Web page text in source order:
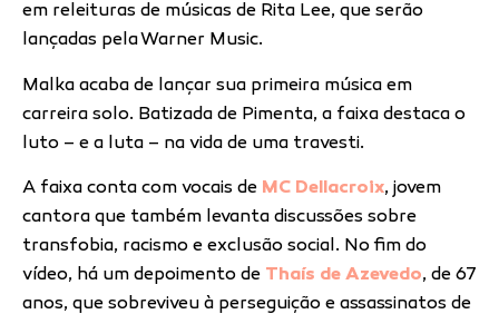
em releituras de músicas de Rita Lee, que serão
lançadas pela Warner Music.
Malka acaba de lançar sua primeira música em
carreira solo. Batizada de Pimenta, a faixa destaca o
luto – e a luta – na vida de uma travesti.
A faixa conta com vocais de MC Dellacroix, jovem
cantora que também levanta discussões sobre
transfobia, racismo e exclusão social. No fim do
vídeo, há um depoimento de Thaís de Azevedo, de 67
anos, que sobreviveu à perseguição e assassinatos de